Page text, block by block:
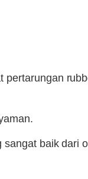
pertarungan
baik dari